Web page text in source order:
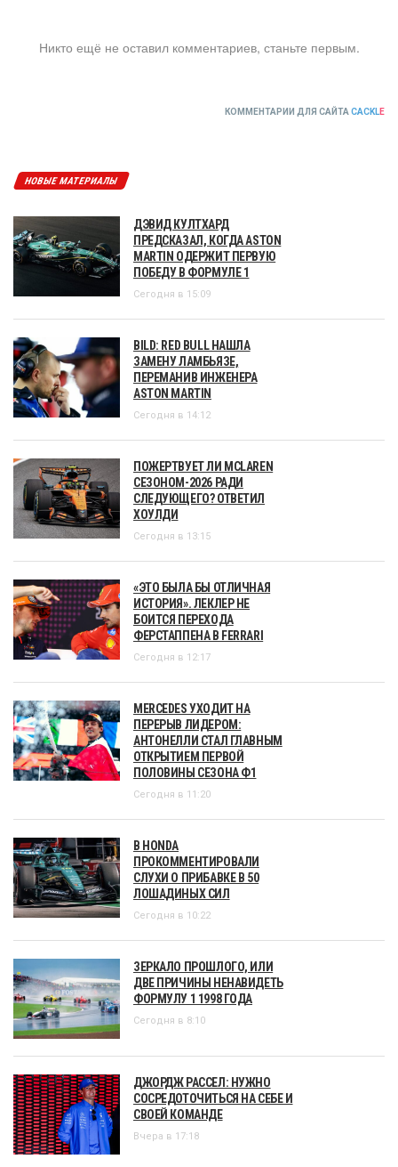
Никто ещё не оставил комментариев, станьте первым.
КОММЕНТАРИИ ДЛЯ САЙТА CACKLE
НОВЫЕ МАТЕРИАЛЫ
ДЭВИД КУЛТХАРД
ПРЕДСКАЗАЛ, КОГДА ASTON
MARTIN ОДЕРЖИТ ПЕРВУЮ
ПОБЕДУ В ФОРМУЛЕ 1
Сегодня в 15:09
BILD: RED BULL НАШЛА
ЗАМЕНУ ЛАМБЬЯЗЕ,
ПЕРЕМАНИВ ИНЖЕНЕРА
ASTON MARTIN
Сегодня в 14:12
ПОЖЕРТВУЕТ ЛИ MCLAREN
СЕЗОНОМ-2026 РАДИ
СЛЕДУЮЩЕГО? ОТВЕТИЛ
ХОУЛДИ
Сегодня в 13:15
«ЭТО БЫЛА БЫ ОТЛИЧНАЯ
ИСТОРИЯ». ЛЕКЛЕР НЕ
БОИТСЯ ПЕРЕХОДА
ФЕРСТАППЕНА В FERRARI
Сегодня в 12:17
MERCEDES УХОДИТ НА
ПЕРЕРЫВ ЛИДЕРОМ:
АНТОНЕЛЛИ СТАЛ ГЛАВНЫМ
ОТКРЫТИЕМ ПЕРВОЙ
ПОЛОВИНЫ СЕЗОНА Ф1
Сегодня в 11:20
В HONDA
ПРОКОММЕНТИРОВАЛИ
СЛУХИ О ПРИБАВКЕ В 50
ЛОШАДИНЫХ СИЛ
Сегодня в 10:22
ЗЕРКАЛО ПРОШЛОГО, ИЛИ
ДВЕ ПРИЧИНЫ НЕНАВИДЕТЬ
ФОРМУЛУ 1 1998 ГОДА
Сегодня в 8:10
ДЖОРДЖ РАССЕЛ: НУЖНО
СОСРЕДОТОЧИТЬСЯ НА СЕБЕ И
СВОЕЙ КОМАНДЕ
Вчера в 17:18